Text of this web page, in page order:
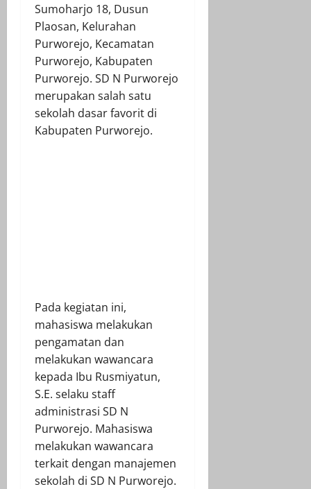
Sumoharjo 18, Dusun
Plaosan, Kelurahan
Purworejo, Kecamatan
Purworejo, Kabupaten
Purworejo. SD N Purworejo
merupakan salah satu
sekolah dasar favorit di
Kabupaten Purworejo.
Pada kegiatan ini,
mahasiswa melakukan
pengamatan dan
melakukan wawancara
kepada Ibu Rusmiyatun,
S.E. selaku staff
administrasi SD N
Purworejo. Mahasiswa
melakukan wawancara
terkait dengan manajemen
sekolah di SD N Purworejo.